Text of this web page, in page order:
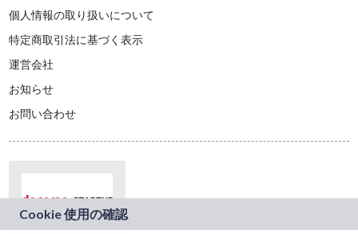
個人情報の取り扱いについて
特定商取引法に基づく表示
運営会社
お知らせ
お問い合わせ